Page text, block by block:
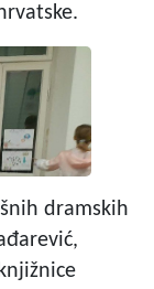
dramskih